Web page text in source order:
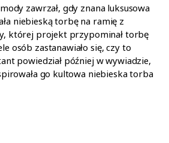
zawrzał, gdy znana luksusowa
niebieską torbę na ramię z
której projekt przypominał torbę
osób zastanawiało się, czy to
powiedział później w wywiadzie,
go kultowa niebieska torba